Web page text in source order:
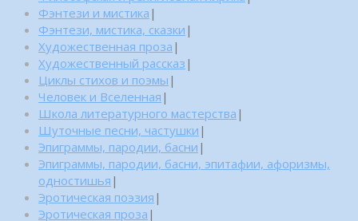
Фэнтези и мистика |
Фэнтези, мистика, сказки |
Художественная проза |
Художественный рассказ |
Циклы стихов и поэмы |
Человек и Вселенная |
Школа литературного мастерства |
Шуточные песни, частушки |
Эпиграммы, пародии, басни |
Эпиграммы, пародии, басни, эпитафии, афоризмы,
одностишья |
Эротическая поэзия |
Эротическая проза |